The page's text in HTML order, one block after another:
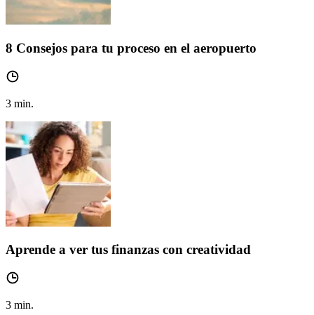
8 Consejos para tu proceso en el aeropuerto
3 min.
Aprende a ver tus finanzas con creatividad
3 min.